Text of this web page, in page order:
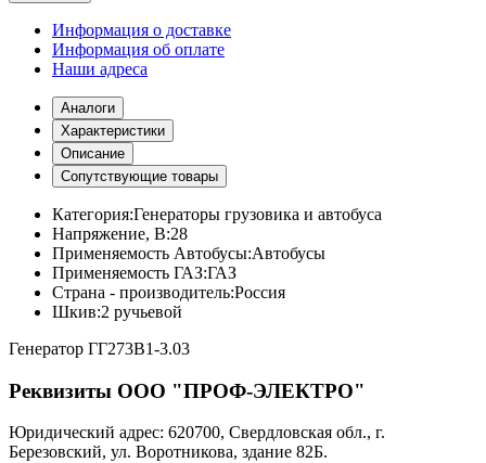
Информация о доставке
Информация об оплате
Наши адреса
Аналоги
Характеристики
Описание
Сопутствующие товары
Категория:Генераторы грузовика и автобуса
Напряжение, В:28
Применяемость Автобусы:Автобусы
Применяемость ГАЗ:ГАЗ
Страна - производитель:Россия
Шкив:2 ручьевой
Генератор ГГ273В1-3.03
Реквизиты ООО "ПРОФ-ЭЛЕКТРО"
Юридический адрес: 620700, Свердловская обл., г.
Березовский, ул. Воротникова, здание 82Б.